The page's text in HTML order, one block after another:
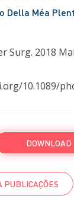
Della Méa
Surg. 2018
10.1089/
DOWNLOAD
PUBLICAÇÕES